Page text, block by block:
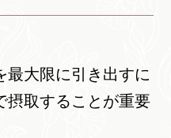
最大限に引き出すに
摂取することが重要